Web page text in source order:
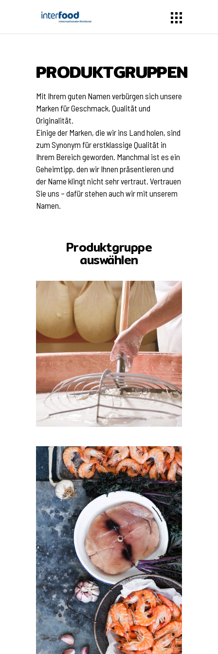
PRODUKTGRUPPEN
Mit Ihrem guten Namen verbürgen sich unsere
Marken für Geschmack, Qualität und
Originalität.
Einige der Marken, die wir ins Land holen, sind
zum Synonym für erstklassige Qualität in
Ihrem Bereich geworden. Manchmal ist es ein
Geheimtipp, den wir Ihnen präsentieren und
der Name klingt nicht sehr vertraut. Vertrauen
Sie uns – dafür stehen auch wir mit unserem
Namen.
Produktgruppe
auswählen